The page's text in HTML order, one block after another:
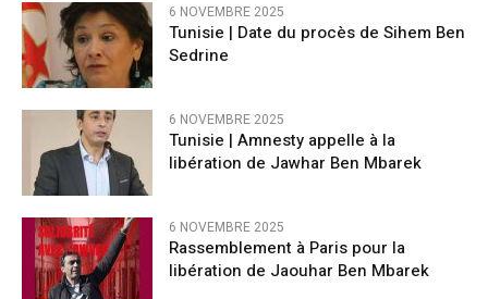
6 NOVEMBRE 2025
Tunisie | Date du procès de Sihem Ben
Sedrine
6 NOVEMBRE 2025
Tunisie | Amnesty appelle à la
libération de Jawhar Ben Mbarek
6 NOVEMBRE 2025
Rassemblement à Paris pour la
libération de Jaouhar Ben Mbarek